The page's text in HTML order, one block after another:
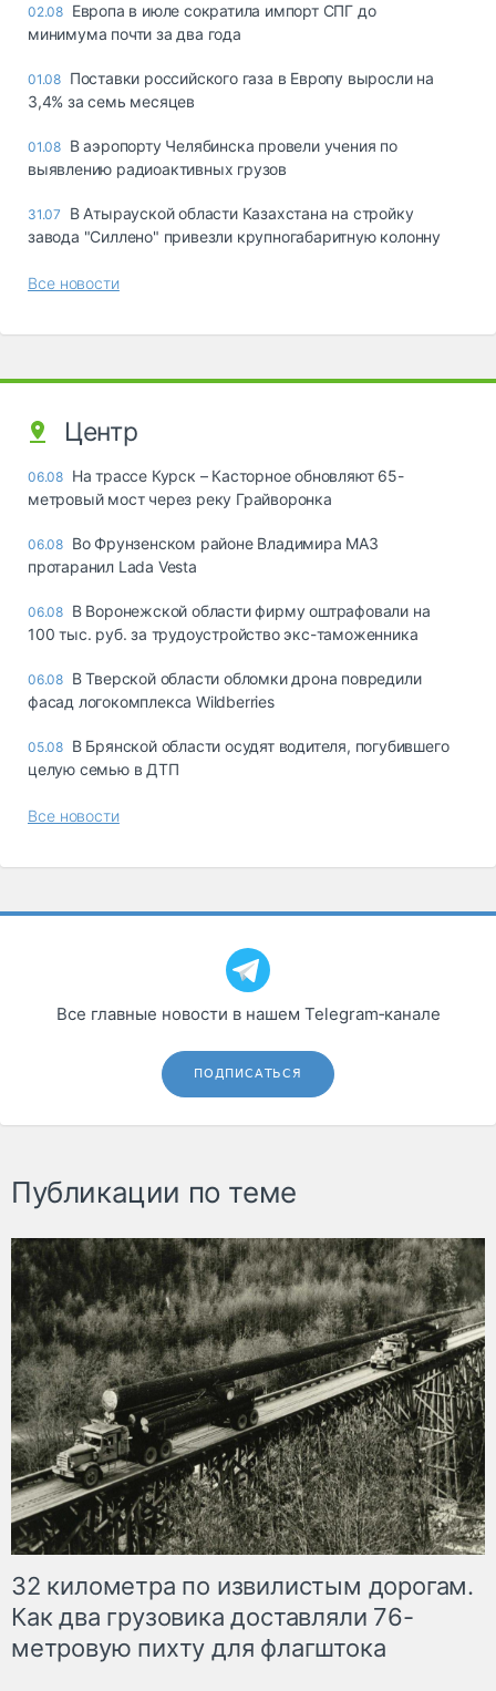
02.08 Европа в июле сократила импорт СПГ до
минимума почти за два года
01.08 Поставки российского газа в Европу выросли на
3,4% за семь месяцев
01.08 В аэропорту Челябинска провели учения по
выявлению радиоактивных грузов
31.07
В Атырауской области Казахстана на стройку
завода "Силлено" привезли крупногабаритную колонну
Все новости
Центр
06.08 На трассе Курск – Касторное обновляют 65-
метровый мост через реку Грайворонка
06.08 Во Фрунзенском районе Владимира МАЗ
протаранил Lada Vesta
06.08 В Воронежской области фирму оштрафовали на
100 тыс. руб. за трудоустройство экс-таможенника
06.08 В Тверской области обломки дрона повредили
фасад логокомплекса Wildberries
05.08 В Брянской области осудят водителя, погубившего
целую семью в ДТП
Все новости
Все главные новости в нашем Telegram‑канале
ПОДПИСАТЬСЯ
Публикации по теме
32 километра по извилистым дорогам.
Как два грузовика доставляли 76-
метровую пихту для флагштока